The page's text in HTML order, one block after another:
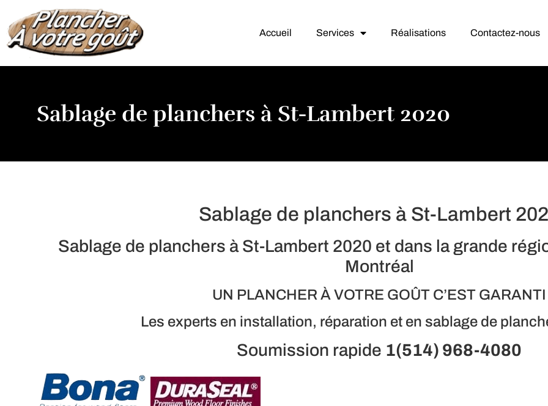
Accueil Services Réalisations Contactez-nous
Sablage de planchers à St-Lambert 2020
Sablage de planchers à St-Lambert
Sablage de planchers à St-Lambert 2020 et dans la grande
Montréal
UN PLANCHER À VOTRE GOÛT C’EST GARANTI
Les experts en installation, réparation et en sablage de
Soumission rapide 1(514) 968-4080